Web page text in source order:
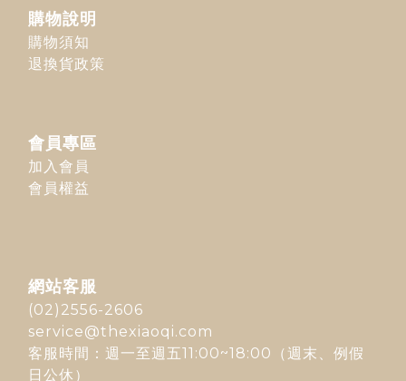
購物說明
購物須知
退換貨政策
會員專區
加入會員
會員權益
網站客服
(02)2556-2606
service@thexiaoqi.com
客服時間：週一至週五11:00~18:00（週末、例假
日公休）